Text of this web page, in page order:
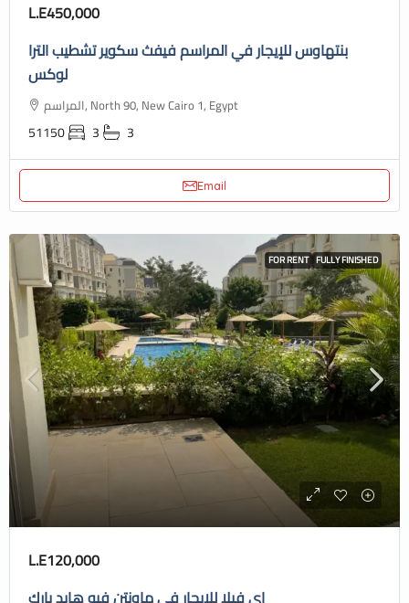
L.E450,000
بنتهاوس للإيجار في المراسم فيفث سكوير تشطيب الترا
لوكس
المراسم, North 90, New Cairo 1, Egypt
51150 3 3
Email
FOR RENT FULLY FINISHED
L.E120,000
اي فيلا للإيجار في ماونتن فيو هايد بارك